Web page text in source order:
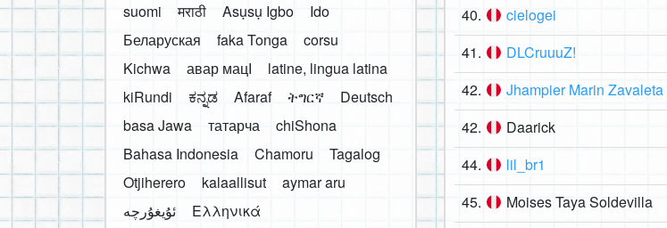
40. cielogei
41. DLCruuuZ!
42. Jhampier Marin Zavaleta
42. Daarick
44. lil_br1
45. Moises Taya Soldevilla
suomi
मराठी Asụsụ Igbo
Ido
Беларуская
faka Tonga
corsu
Kichwa
авар мацӀ
latine, lingua latina
kiRundi
ಕನ್ನಡ Afaraf ትግርኛ
Deutsch
basa Jawa
татарча
chiShona
Bahasa Indonesia
Chamoru
Tagalog
Otjiherero
kalaallisut
aymar aru
Ελληνικά